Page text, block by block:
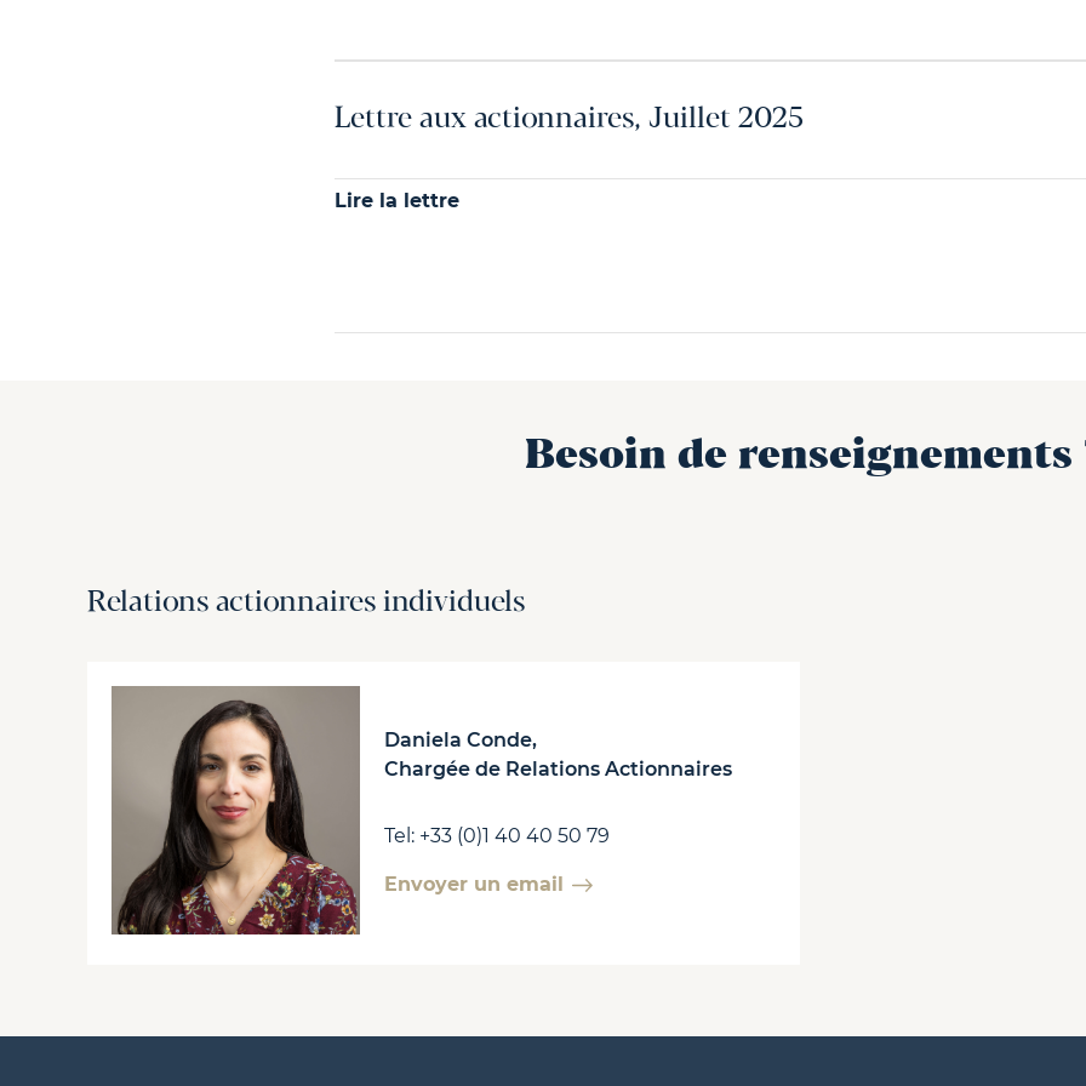
Lettre aux actionnaires, Juillet 2025
Lire la lettre
Besoin de renseignements
Relations actionnaires individuels
Daniela Conde,
Chargée de Relations Actionnaires
Tel: +33 (0)1 40 40 50 79
Envoyer un email